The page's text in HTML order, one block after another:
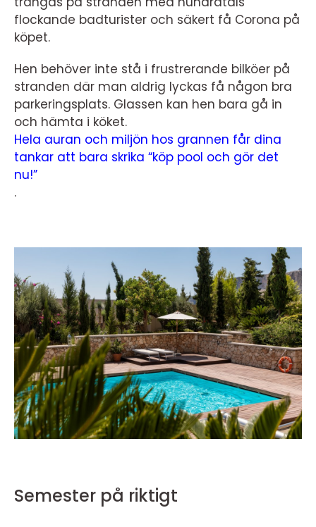
flockande badturister och säkert få Corona på
köpet.
Hen behöver inte stå i frustrerande bilköer på
stranden där man aldrig lyckas få någon bra
parkeringsplats. Glassen kan hen bara gå in
och hämta i köket.
Hela auran och miljön hos grannen får dina
tankar att bara skrika “köp pool och gör det
nu!”
.
Semester på riktigt